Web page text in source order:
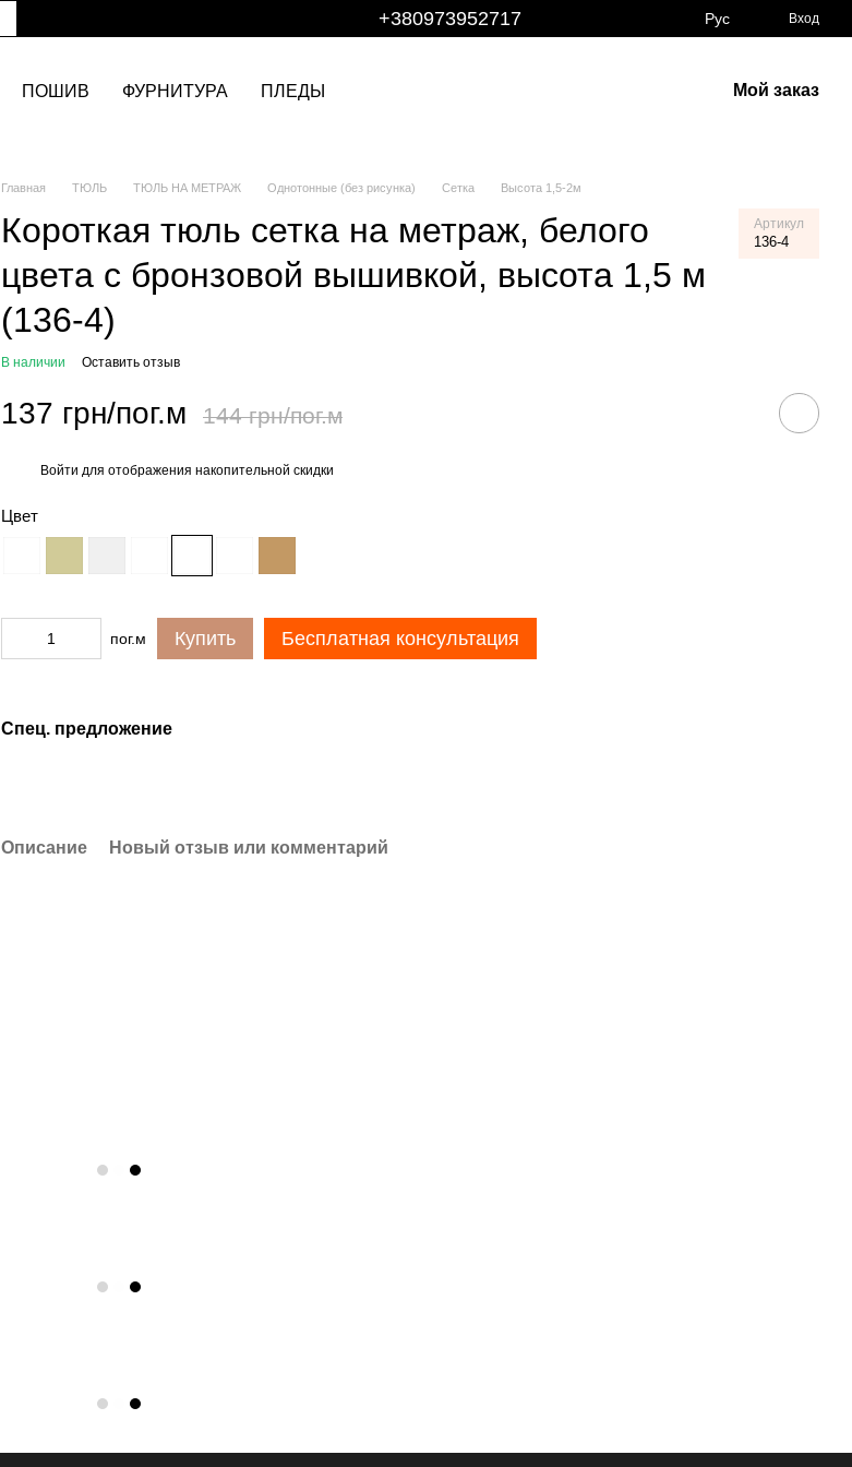
+380973952717 Рус Вход
ПОШИВ ФУРНИТУРА ПЛЕДЫ Мой заказ
Главная ТЮЛЬ ТЮЛЬ НА МЕТРАЖ Однотонные (без рисунка) Сетка Высота 1,5-2м
Короткая тюль сетка на метраж, белого
цвета с бронзовой вышивкой, высота 1,5 м
(136-4)
Артикул
136-4
В наличии Оставить отзыв
137 грн/пог.м 144 грн/пог.м
Войти для отображения накопительной скидки
Цвет
пог.м Купить Бесплатная консультация
Спец. предложение
Описание Новый отзыв или комментарий